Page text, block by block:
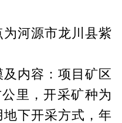
河源市龙川县紫
内容：项目矿区
里，开采矿种为
下开采方式，年